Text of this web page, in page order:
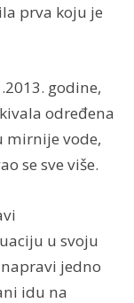
prva koju je
godine,
određena
mirnije vode,
se sve više.
u svoju
napravi jedno
idu na